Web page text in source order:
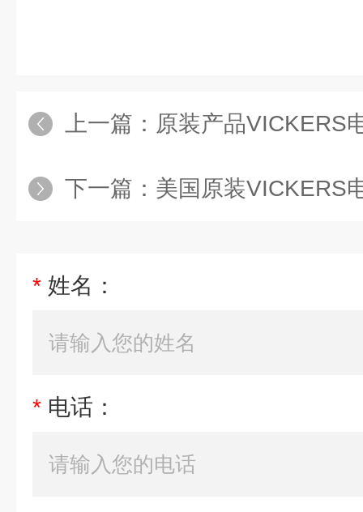
上一篇： 原装产品VICKERS电磁
下一篇： 美国原装VICKERS
* 姓名：
* 电话：